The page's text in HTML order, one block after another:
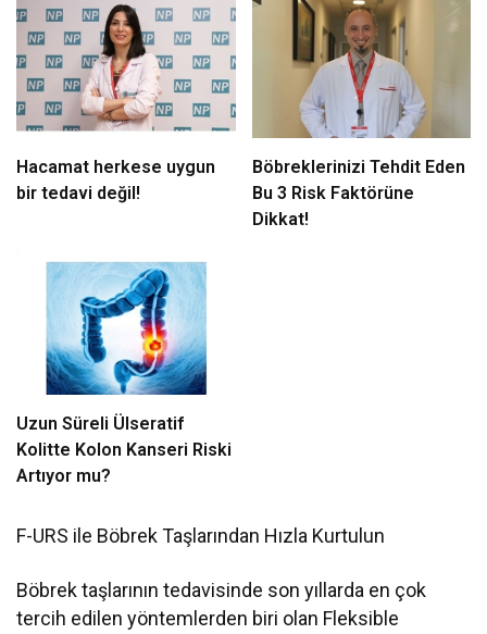
Hacamat herkese uygun
bir tedavi değil!
Böbreklerinizi Tehdit Eden
Bu 3 Risk Faktörüne
Dikkat!
Uzun Süreli Ülseratif
Kolitte Kolon Kanseri Riski
Artıyor mu?
F-URS ile Böbrek Taşlarından Hızla Kurtulun
Böbrek taşlarının tedavisinde son yıllarda en çok
tercih edilen yöntemlerden biri olan Fleksible